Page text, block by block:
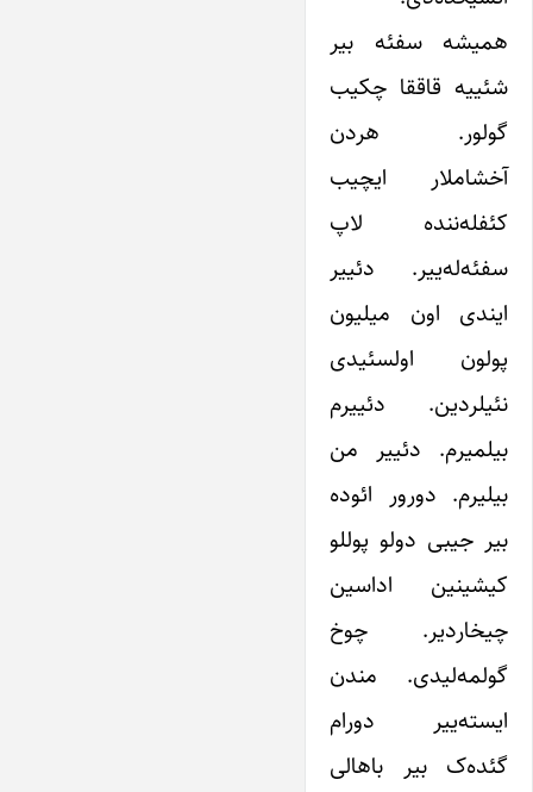
همیشه سفئه بیر
شئییه قاققا چکیب
گولور. هردن
آخشاملار ایچیب
کئفله‌ننده لاپ
سفئه‌له‌ییر. دئییر
ایندی اون میلیون
پولون اولسئیدی
نئیلردین. دئییرم
بیلمیرم. دئییر من
بیلیرم. دورور ائوده
بیر جیبی دولو پوللو
کیشینین اداسین
چیخاردیر. چوخ
گولمه‌لیدی. مندن
ایسته‌ییر دورام
گئده‌ک بیر باهالی